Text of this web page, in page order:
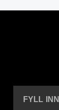
FYLL